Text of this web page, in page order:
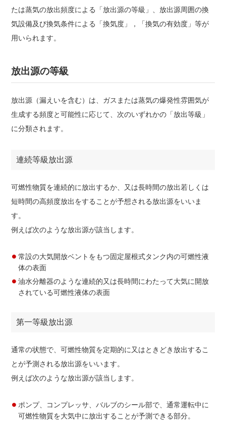
たは蒸気の放出頻度による「放出源の等級」、放出源周囲の換
気設備及び換気条件による「換気度」，「換気の有効度」等が
用いられます。
放出源の等級
放出源（漏えいを含む）は、ガスまたは蒸気の爆発性雰囲気が
生成する頻度と可能性に応じて、次のいずれかの「放出等級」
に分類されます。
連続等級放出源
可燃性物質を連続的に放出するか、又は長時間の放出若しくは
短時間の高頻度放出をすることが予想される放出源をいいま
す。
例えば次のような放出源が該当します。
常設の大気開放ベントをもつ固定屋根式タンク内の可燃性液
体の表面
油水分離器のような連続的又は長時間にわたって大気に開放
されている可燃性液体の表面
第一等級放出源
通常の状態で、可燃性物質を定期的に又はときどき放出するこ
とが予測される放出源をいいます。
例えば次のような放出源が該当します。
ポンプ、コンプレッサ、バルブのシール部で、通常運転中に
可燃性物質を大気中に放出することが予測できる部分。